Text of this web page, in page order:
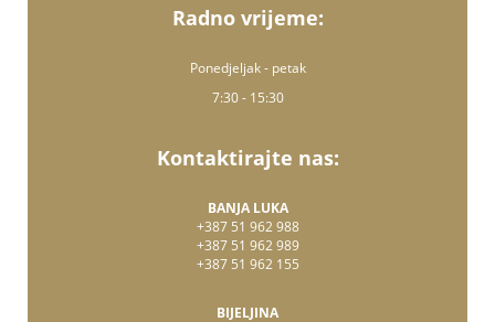
Radno vrijeme:
Ponedjeljak - petak
7:30 - 15:30
Kontaktirajte nas:
BANJA LUKA
+387 51 962 988
+387 51 962 989
+387 51 962 155
BIJELJINA